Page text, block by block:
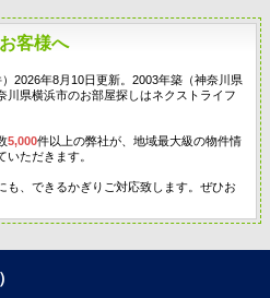
客様へ
2026年8月10日更新。2003年築（神奈川県
川県横浜市のお部屋探しはネクストライフ
5,000件以上の弊社が、地域最大級の物件情
ただきます。
も、できるかぎりご対応致します。ぜひお